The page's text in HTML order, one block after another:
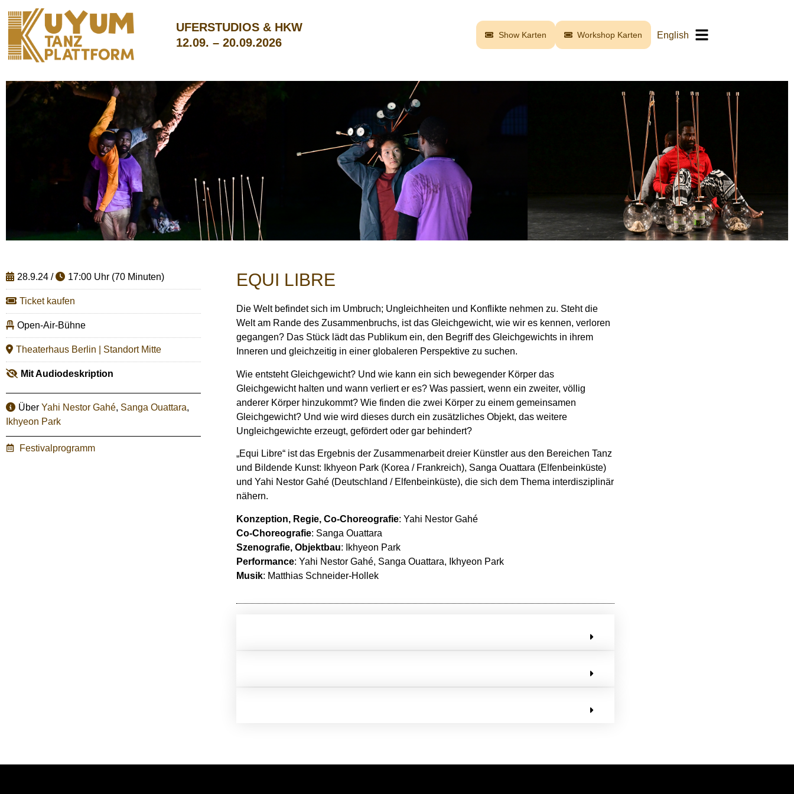
UFERSTUDIOS & HKW
12.09. – 20.09.2026
Show Karten Workshop Karten English
28.9.24 / 17:00 Uhr (70 Minuten)
Ticket kaufen
Open-Air-Bühne
Theaterhaus Berlin | Standort Mitte
Mit Audiodeskription
Über Yahi Nestor Gahé, Sanga Ouattara,
Ikhyeon Park
Festivalprogramm
EQUI LIBRE
Die Welt befindet sich im Umbruch; Ungleichheiten und Konflikte nehmen zu. Steht die
Welt am Rande des Zusammenbruchs, ist das Gleichgewicht, wie wir es kennen, verloren
gegangen? Das Stück lädt das Publikum ein, den Begriff des Gleichgewichts in ihrem
Inneren und gleichzeitig in einer globaleren Perspektive zu suchen.
Wie entsteht Gleichgewicht? Und wie kann ein sich bewegender Körper das
Gleichgewicht halten und wann verliert er es? Was passiert, wenn ein zweiter, völlig
anderer Körper hinzukommt? Wie finden die zwei Körper zu einem gemeinsamen
Gleichgewicht? Und wie wird dieses durch ein zusätzliches Objekt, das weitere
Ungleichgewichte erzeugt, gefördert oder gar behindert?
„Equi Libre“ ist das Ergebnis der Zusammenarbeit dreier Künstler aus den Bereichen Tanz
und Bildende Kunst: Ikhyeon Park (Korea / Frankreich), Sanga Ouattara (Elfenbeinküste)
und Yahi Nestor Gahé (Deutschland / Elfenbeinküste), die sich dem Thema interdisziplinär
nähern.
Konzeption, Regie, Co-Choreografie: Yahi Nestor Gahé
Co-Choreografie: Sanga Ouattara
Szenografie, Objektbau: Ikhyeon Park
Performance: Yahi Nestor Gahé, Sanga Ouattara, Ikhyeon Park
Musik: Matthias Schneider-Hollek